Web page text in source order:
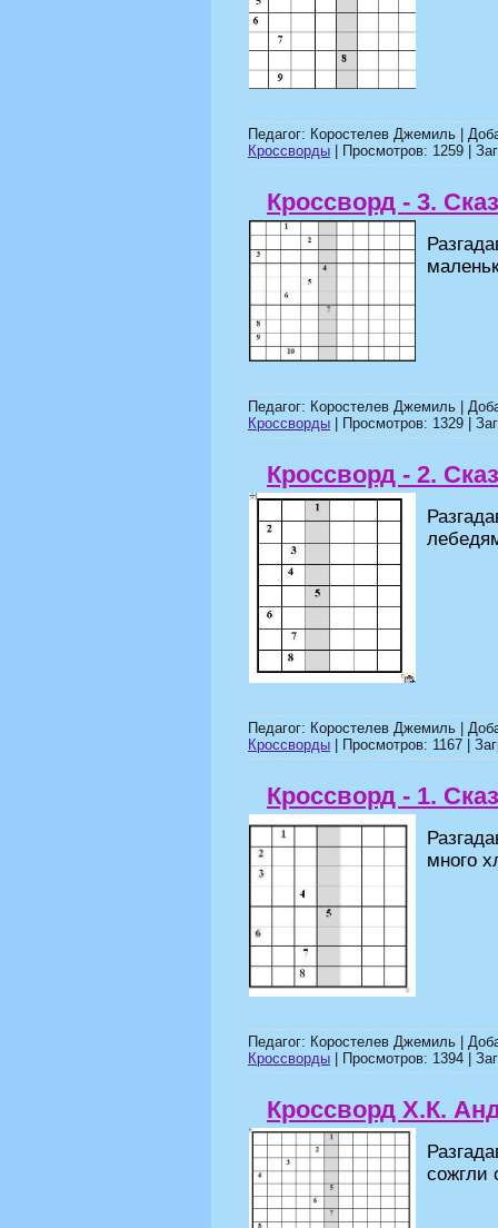
Педагог: Коростелев Джемиль |
Кроссворды | Просмотров: 1259 |
Кроссворд - 3.
Педагог: Коростелев Джемиль |
Кроссворды | Просмотров: 1329 |
Кроссворд - 2.
Педагог: Коростелев Джемиль |
Кроссворды | Просмотров: 1167 |
Кроссворд - 1.
много
Педагог: Коростелев Джемиль |
Кроссворды | Просмотров: 1394 |
Кроссворд Х.К.
сожгли